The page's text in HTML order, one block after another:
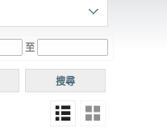
電台
普通
至
搜尋